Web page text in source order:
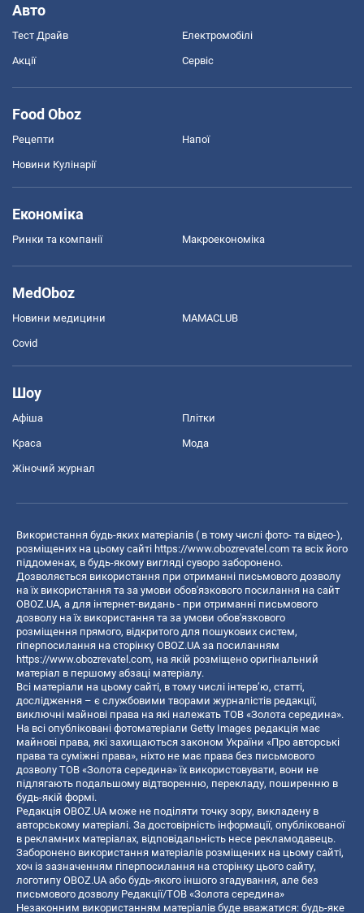
Авто
Тест Драйв Електромобілі
Акції Сервіс
Food Oboz
Рецепти Напої
Новини Кулінарії
Економіка
Ринки та компанії Макроекономіка
MedOboz
Новини медицини MAMACLUB
Covid
Шоу
Афіша Плітки
Краса Мода
Жіночий журнал
Використання будь-яких матеріалів ( в тому числі фото- та відео-),
розміщених на цьому сайті https://www.obozrevatel.com та всіх його
піддоменах, в будь-якому вигляді суворо заборонено.
Дозволяється використання при отриманні письмового дозволу
на їх використання та за умови обов'язкового посилання на сайт
OBOZ.UA, а для інтернет-видань - при отриманні письмового
дозволу на їх використання та за умови обов'язкового
розміщення прямого, відкритого для пошукових систем,
гіперпосилання на сторінку OBOZ.UA за посиланням
https://www.obozrevatel.com, на якій розміщено оригінальний
матеріал в першому абзаці матеріалу.
Всі матеріали на цьому сайті, в тому числі інтерв’ю, статті,
дослідження – є службовими творами журналістів редакції,
виключні майнові права на які належать ТОВ «Золота середина».
На всі опубліковані фотоматеріали Getty Images редакція має
майнові права, які захищаються законом України «Про авторські
права та суміжні права», ніхто не має права без письмового
дозволу ТОВ «Золота середина» їх використовувати, вони не
підлягають подальшому відтворенню, перекладу, поширенню в
будь-якій формі.
Редакція OBOZ.UA може не поділяти точку зору, викладену в
авторському матеріалі. За достовірність інформації, опублікованої
в рекламних матеріалах, відповідальність несе рекламодавець.
Заборонено використання матеріалів розміщених на цьому сайті,
хоч із зазначенням гіперпосилання на сторінку цього сайту,
логотипу OBOZ.UA або будь-якого іншого згадування, але без
письмового дозволу Редакції/ТОВ «Золота середина»
Незаконним використанням матеріалів буде вважатися: будь-яке